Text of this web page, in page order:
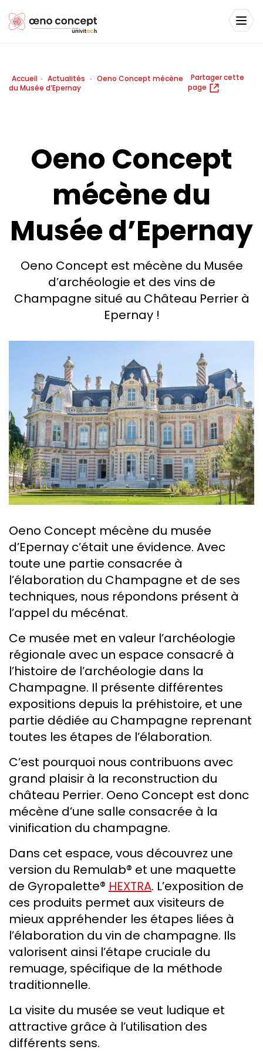
Accueil - Actualités -
Oeno Concept mécène
du Musée d’Epernay
Partager cette
page
Oeno Concept
mécène du
Musée d’Epernay
Oeno Concept est mécène du Musée
d’archéologie et des vins de
Champagne situé au Château Perrier à
Epernay !
Oeno Concept mécène du musée
d’Epernay c’était une évidence. Avec
toute une partie consacrée à
l’élaboration du Champagne et de ses
techniques, nous répondons présent à
l’appel du mécénat.
Ce musée met en valeur l’archéologie
régionale avec un espace consacré à
l’histoire de l’archéologie dans la
Champagne. Il présente différentes
expositions depuis la préhistoire, et une
partie dédiée au Champagne reprenant
toutes les étapes de l’élaboration.
C’est pourquoi nous contribuons avec
grand plaisir à la reconstruction du
château Perrier. Oeno Concept est donc
mécène d’une salle consacrée à la
vinification du champagne.
Dans cet espace, vous découvrez une
version du Remulab® et une maquette
de Gyropalette® HEXTRA. L’exposition de
ces produits permet aux visiteurs de
mieux appréhender les étapes liées à
l’élaboration du vin de champagne. Ils
valorisent ainsi l’étape cruciale du
remuage, spécifique de la méthode
traditionnelle.
La visite du musée se veut ludique et
attractive grâce à l’utilisation des
différents sens.